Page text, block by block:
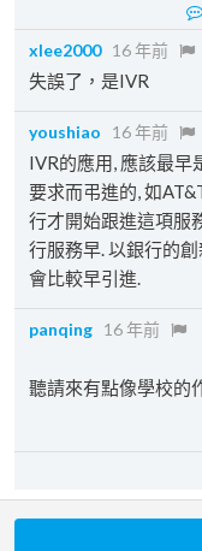
xlee2000 16 年前
失誤了，是IVR
youshiao 16 年前
IVR的應用, 應該最早
要求而弔進的, 如
行才開始跟進這項服
行服務早. 以銀行的
會比較早引進.
panqing 16 年前
聽請來有點像學校的